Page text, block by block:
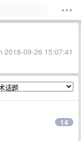
2018-09-26 15:07:41
14